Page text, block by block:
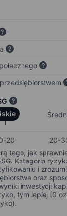
20 20-
tego, jak
Kategoria
i
oraz
inwestycji
tym lepiej (0